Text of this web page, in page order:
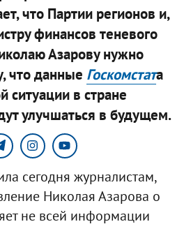
что Партии регионов и,
финансов теневого
Азарову нужно
что данные Госкомстата
ситуации в стране
улучшаться в будущем.
сегодня журналистам,
Николая Азарова о
не всей информации